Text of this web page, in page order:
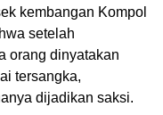
kembangan Kompol
setelah
orang dinyatakan
tersangka,
dijadikan saksi.